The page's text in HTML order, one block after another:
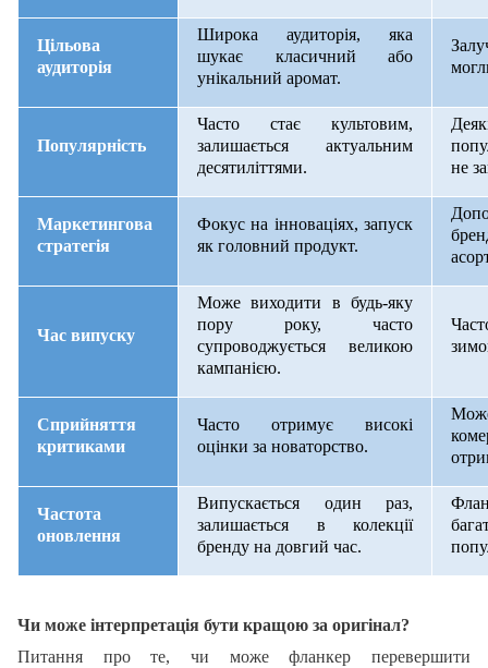
Цільова
аудиторія
Широка аудиторія, яка
шукає класичний або
унікальний аромат.
Популярність
Часто стає культовим,
залишається актуальним
десятиліттями.
не
Маркетингова
стратегія
Фокус на інноваціях, запуск
як головний продукт.
Час випуску
Може виходити в будь-яку
пору року, часто
супроводжується великою
кампанією.
Сприйняття
критиками
Часто отримує високі
оцінки за новаторство.
Частота
оновлення
Випускається один раз,
залишається в колекції
бренду на довгий час.
Чи може інтерпретація бути кращою за оригінал?
Питання про те, чи може фланкер перевершити